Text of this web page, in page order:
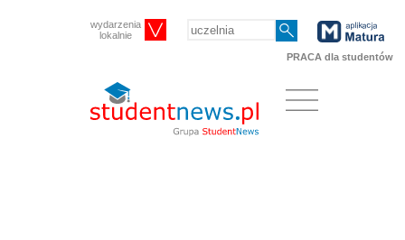
wydarzenia
lokalnie
PRACA dla studentów